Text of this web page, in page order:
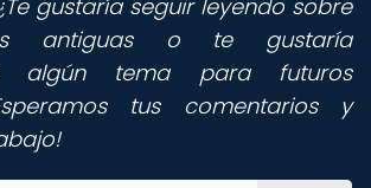
gustaría seguir leyendo sobre
antiguas o te gustaría
algún tema para futuros
tus comentarios y